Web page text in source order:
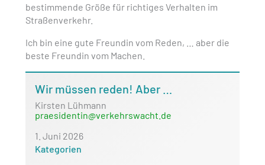
bestimmende Größe für richtiges Verhalten im
Straßenverkehr.
Ich bin eine gute Freundin vom Reden, … aber die
beste Freundin vom Machen.
Wir müssen reden! Aber …
Kirsten Lühmann
praesidentin@verkehrswacht.de
1. Juni 2026
Kategorien